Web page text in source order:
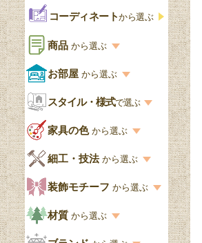
コーディネートから選ぶ
商品 から選ぶ
商品一覧を見る
収納家具
書棚
デスクおしゃれ
食器棚おしゃれ
お部屋 から選ぶ
お部屋から選ぶ一覧
リビング
キッチン・ダイニング
スタイル・様式で選ぶ
スタイル一覧
英国アンティーク
英国クラシック
家具の色から選ぶ
家具の色一覧
カスタード色
アップルパイ色
細工・技法 から選ぶ
細工・技法の一覧
象嵌・マーケットリー
寄木・パーケットリー
装飾モチーフ から選ぶ
模様の一覧
ペディメント
材質 から選ぶ
材質の一覧